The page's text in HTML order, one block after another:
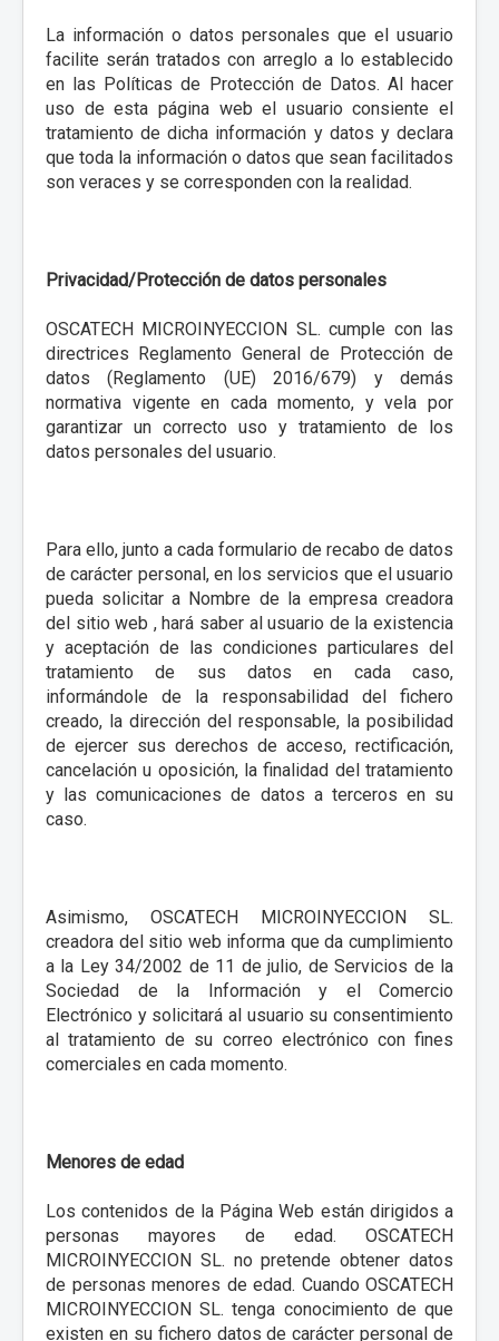
La información o datos personales que el usuario
facilite serán tratados con arreglo a lo establecido
en las Políticas de Protección de Datos. Al hacer
uso de esta página web el usuario consiente el
tratamiento de dicha información y datos y declara
que toda la información o datos que sean facilitados
son veraces y se corresponden con la realidad.
Privacidad/Protección de datos personales
OSCATECH MICROINYECCION SL. cumple con las
directrices Reglamento General de Protección de
datos (Reglamento (UE) 2016/679) y demás
normativa vigente en cada momento, y vela por
garantizar un correcto uso y tratamiento de los
datos personales del usuario.
Para ello, junto a cada formulario de recabo de datos
de carácter personal, en los servicios que el usuario
pueda solicitar a Nombre de la empresa creadora
del sitio web , hará saber al usuario de la existencia
y aceptación de las condiciones particulares del
tratamiento de sus datos en cada caso,
informándole de la responsabilidad del fichero
creado, la dirección del responsable, la posibilidad
de ejercer sus derechos de acceso, rectificación,
cancelación u oposición, la finalidad del tratamiento
y las comunicaciones de datos a terceros en su
caso.
Asimismo, OSCATECH MICROINYECCION SL.
creadora del sitio web informa que da cumplimiento
a la Ley 34/2002 de 11 de julio, de Servicios de la
Sociedad de la Información y el Comercio
Electrónico y solicitará al usuario su consentimiento
al tratamiento de su correo electrónico con fines
comerciales en cada momento.
Menores de edad
Los contenidos de la Página Web están dirigidos a
personas mayores de edad. OSCATECH
MICROINYECCION SL. no pretende obtener datos
de personas menores de edad. Cuando OSCATECH
MICROINYECCION SL. tenga conocimiento de que
existen en su fichero datos de carácter personal de